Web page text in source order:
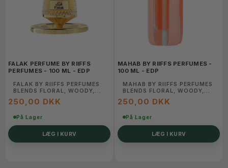
FALAK PERFUME BY RIIFFS
PERFUMES - 100 ML - EDP
FALAK BY RIIFFS PERFUMES
BLENDS FLORAL, WOODY,
AND AMBER NOTES TO
CREATE A REFINED AND
THAT EXUDES
SOPHISTICATION AND
250,00 DKK
På Lager
LÆG I KURV
MAHAB BY RIIFFS PERFUMES -
100 ML - EDP
MAHAB BY RIIFFS PERFUMES
BLENDS FLORAL, WOODY,
AND AMBER NOTES TO
CREATE A REFINED AND
THAT EXUDES
SOPHISTICATION AND
250,00 DKK
På Lager
LÆG I KURV